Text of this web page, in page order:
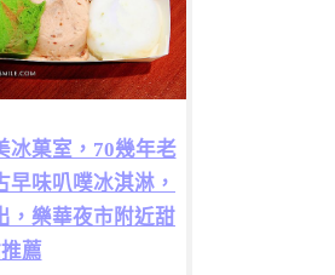
冰菓室，70幾年老
早味叭噗冰淇淋，
，樂華夜市附近甜
薦